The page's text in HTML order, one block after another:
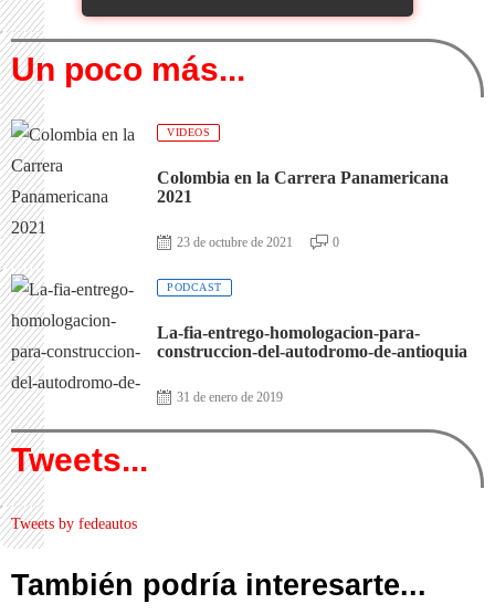
Un poco más...
VIDEOS
Colombia en la Carrera Panamericana
2021
23 de octubre de 2021 0
PODCAST
La-fia-entrego-homologacion-para-
construccion-del-autodromo-de-antioquia
31 de enero de 2019
Tweets...
Tweets by fedeautos
También podría interesarte...